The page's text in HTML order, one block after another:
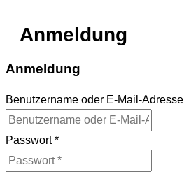
Anmeldung
Anmeldung
Benutzername oder E-Mail-Adresse
Passwort*